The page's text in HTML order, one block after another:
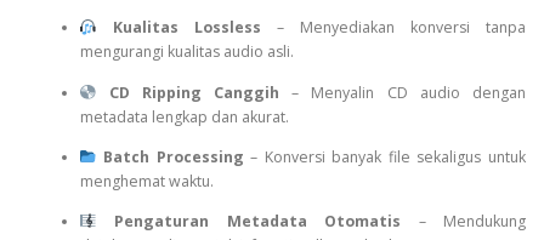
Kualitas Lossless – Menyediakan konversi tanpa
mengurangi kualitas audio asli.
CD Ripping Canggih – Menyalin CD audio dengan
metadata lengkap dan akurat.
Batch Processing – Konversi banyak file sekaligus untuk
menghemat waktu.
Pengaturan Metadata Otomatis – Mendukung